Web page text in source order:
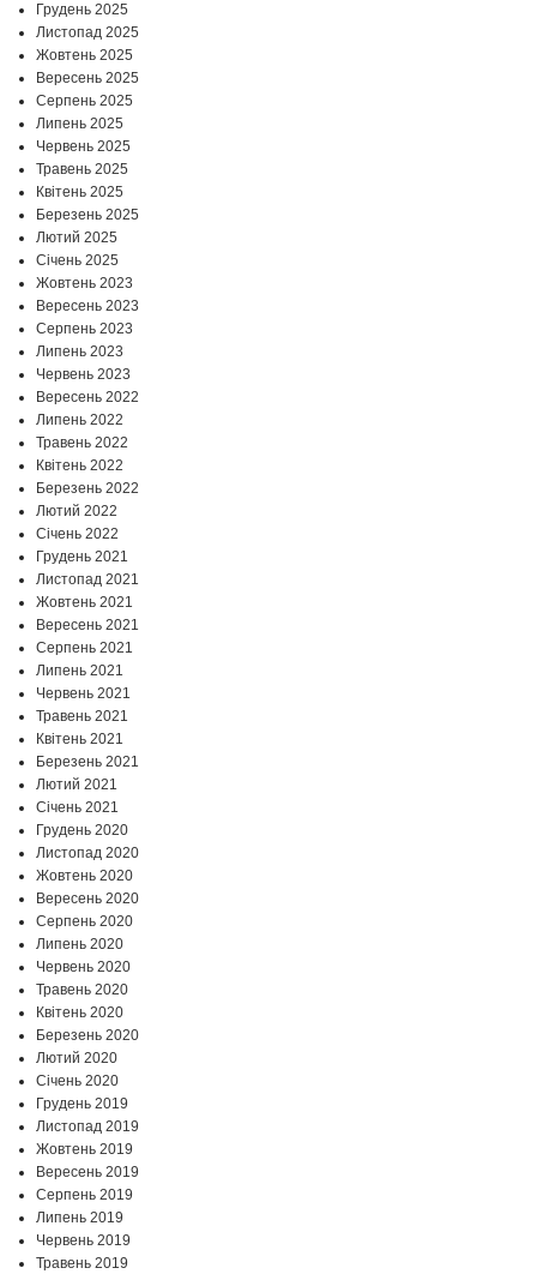
Грудень 2025
Листопад 2025
Жовтень 2025
Вересень 2025
Серпень 2025
Липень 2025
Червень 2025
Травень 2025
Квітень 2025
Березень 2025
Лютий 2025
Січень 2025
Жовтень 2023
Вересень 2023
Серпень 2023
Липень 2023
Червень 2023
Вересень 2022
Липень 2022
Травень 2022
Квітень 2022
Березень 2022
Лютий 2022
Січень 2022
Грудень 2021
Листопад 2021
Жовтень 2021
Вересень 2021
Серпень 2021
Липень 2021
Червень 2021
Травень 2021
Квітень 2021
Березень 2021
Лютий 2021
Січень 2021
Грудень 2020
Листопад 2020
Жовтень 2020
Вересень 2020
Серпень 2020
Липень 2020
Червень 2020
Травень 2020
Квітень 2020
Березень 2020
Лютий 2020
Січень 2020
Грудень 2019
Листопад 2019
Жовтень 2019
Вересень 2019
Серпень 2019
Липень 2019
Червень 2019
Травень 2019